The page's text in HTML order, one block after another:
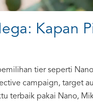
Kapan
tier seperti
campaign, target
terbaik pakai Nano,